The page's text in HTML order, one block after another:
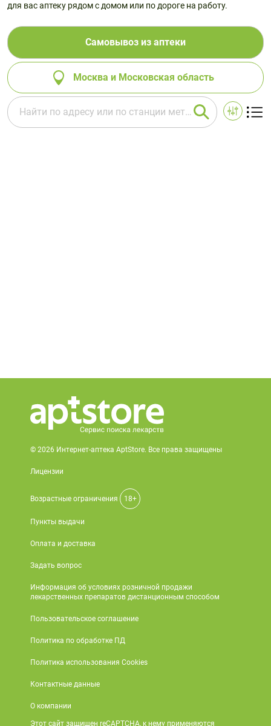
для вас аптеку рядом с домом или по дороге на работу.
Самовывоз из аптеки
Москва и Московская область
© 2026 Интернет-аптека AptStore. Все права защищены
Лицензии
Возрастные ограничения 18+
Пункты выдачи
Оплата и доставка
Задать вопрос
Информация об условиях розничной продажи
лекарственных препаратов дистанционным способом
Пользовательское соглашение
Политика по обработке ПД
Политика использования Cookies
Контактные данные
О компании
Этот сайт защищен reCAPTCHA, к нему применяются